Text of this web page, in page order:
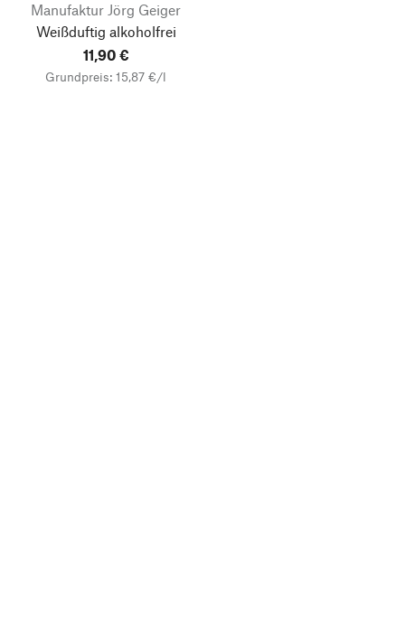
Manufaktur Jörg Geiger
Weißduftig alkoholfrei
11,90 €
Grundpreis: 15,87 €/l